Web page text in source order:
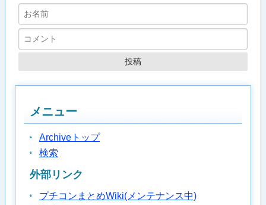
メニュー
Archiveトップ
検索
外部リンク
プチコンまとめWiki(メンテナンス中)